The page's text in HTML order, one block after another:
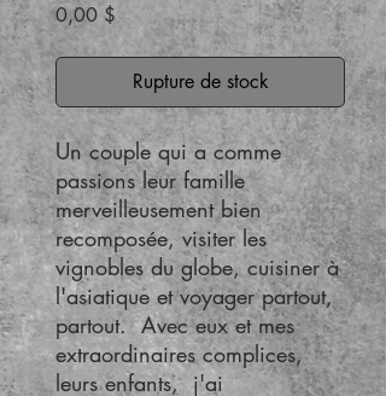
0,00 $Prix
Rupture de stock
Un couple qui a comme
passions leur famille
merveilleusement bien
recomposée, visiter les
vignobles du globe, cuisiner à
l'asiatique et voyager partout,
partout. Avec eux et mes
extraordinaires complices,
leurs enfants, j'ai